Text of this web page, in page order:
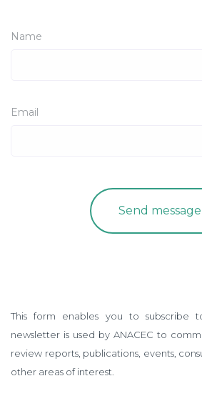
Name
Email
This form enables you to subscribe
newsletter is used by ANACEC to
review reports, publications, events,
other areas of interest.